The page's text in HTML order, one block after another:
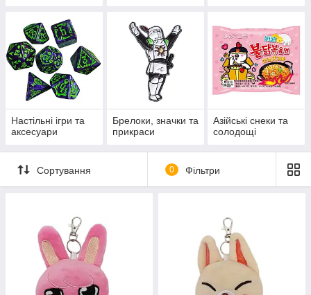
Настільні ігри та
аксесуари
Брелоки, значки та
прикраси
Азійські снеки та
солодощі
Сортування 0 Фільтри